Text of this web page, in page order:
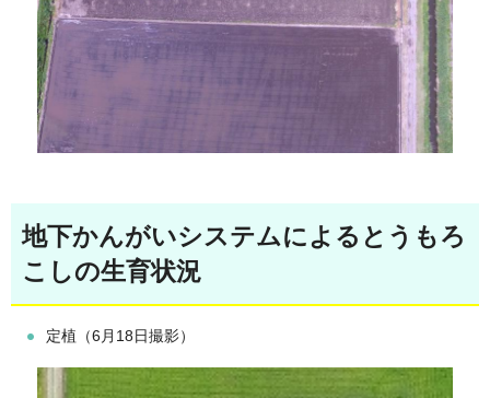
地下かんがいシステムによるとうもろ
こしの生育状況
定植（6月18日撮影）